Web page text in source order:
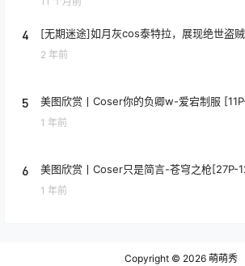
4 [无期迷途]如月灰cos泰特拉，展现绝世盗
2 年前
5 美图欣赏丨Coser你的负卿w-爱宕制服
1 年前
6 美图欣赏丨Coser只是简言-苍穹之枪[27P-
1 年前
Copyright © 2026 萌萌秀